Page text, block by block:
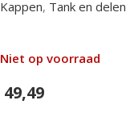
Kappen, Tank en delen
Niet op voorraad
49,49